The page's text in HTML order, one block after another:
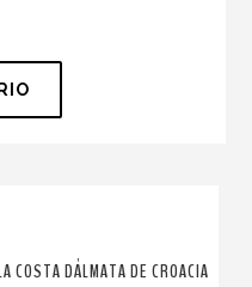
COSTA DÁLMATA DE CROACIA